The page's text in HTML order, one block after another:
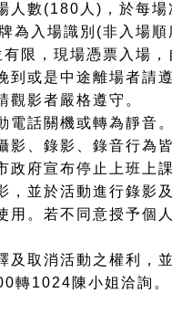
人數(180人)，於每
為入場識別(非入場順
限，現場憑票入場，
或是中途離場者請
觀影者嚴格遵守。
話關機或轉為靜音。
、錄影、錄音行為
府宣布停止上班上
，並於活動進行錄影
用。若不同意授予個
取消活動之權利，
轉1024陳小姐洽詢。